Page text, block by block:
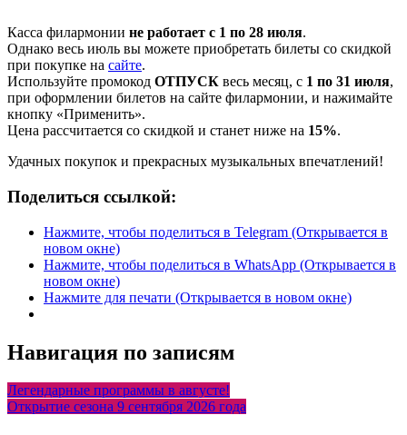
Касса филармонии не работает с 1 по 28 июля.
Однако весь июль вы можете приобретать билеты со скидкой
при покупке на сайте.
Используйте промокод ОТПУСК весь месяц, с 1 по 31 июля,
при оформлении билетов на сайте филармонии, и нажимайте
кнопку «Применить».
Цена рассчитается со скидкой и станет ниже на 15%.
Удачных покупок и прекрасных музыкальных впечатлений!
Поделиться ссылкой:
Нажмите, чтобы поделиться в Telegram (Открывается в
новом окне)
Нажмите, чтобы поделиться в WhatsApp (Открывается в
новом окне)
Нажмите для печати (Открывается в новом окне)
Навигация по записям
Легендарные программы в августе!
Открытие сезона 9 сентября 2026 года